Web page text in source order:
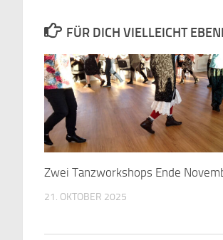
FÜR DICH VIELLEICHT
Zwei Tanzworkshops Ende
21. OKTOBER 2025